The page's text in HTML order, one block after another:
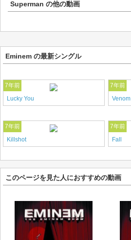
Superman の他の動画
Eminem の最新シングル
7年前
Lucky You
7年前
Venom
7年前
Killshot
7年前
Fall
このページを見た人におすすめの動画